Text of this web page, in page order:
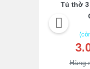
Tủ thờ
Hàng